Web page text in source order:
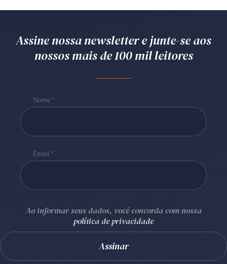
Assine nossa newsletter e junte-se aos
nossos mais de 100 mil leitores
Nome
Email
Ao informar seus dados, você concorda com nossa
política de privacidade